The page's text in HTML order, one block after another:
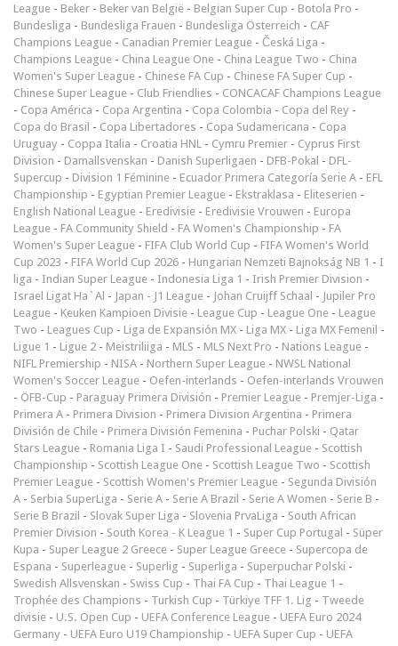
League - Beker - Beker van België - Belgian Super Cup - Botola Pro -
Bundesliga - Bundesliga Frauen - Bundesliga Österreich - CAF
Champions League - Canadian Premier League - Česká Liga -
Champions League - China League One - China League Two - China
Women's Super League - Chinese FA Cup - Chinese FA Super Cup -
Chinese Super League - Club Friendlies - CONCACAF Champions League
- Copa América - Copa Argentina - Copa Colombia - Copa del Rey -
Copa do Brasil - Copa Libertadores - Copa Sudamericana - Copa
Uruguay - Coppa Italia - Croatia HNL - Cymru Premier - Cyprus First
Division - Damallsvenskan - Danish Superligaen - DFB-Pokal - DFL-
Supercup - Division 1 Féminine - Ecuador Primera Categoría Serie A - EFL
Championship - Egyptian Premier League - Ekstraklasa - Eliteserien -
English National League - Eredivisie - Eredivisie Vrouwen - Europa
League - FA Community Shield - FA Women's Championship - FA
Women's Super League - FIFA Club World Cup - FIFA Women's World
Cup 2023 - FIFA World Cup 2026 - Hungarian Nemzeti Bajnokság NB 1 - I
liga - Indian Super League - Indonesia Liga 1 - Irish Premier Division -
Israel Ligat Ha`Al - Japan - J1 League - Johan Cruijff Schaal - Jupiler Pro
League - Keuken Kampioen Divisie - League Cup - League One - League
Two - Leagues Cup - Liga de Expansión MX - Liga MX - Liga MX Femenil -
Ligue 1 - Ligue 2 - Meistriliiga - MLS - MLS Next Pro - Nations League -
NIFL Premiership - NISA - Northern Super League - NWSL National
Women's Soccer League - Oefen-interlands - Oefen-interlands Vrouwen
- ÖFB-Cup - Paraguay Primera División - Premier League - Premjer-Liga -
Primera A - Primera Division - Primera Division Argentina - Primera
División de Chile - Primera División Femenina - Puchar Polski - Qatar
Stars League - Romania Liga I - Saudi Professional League - Scottish
Championship - Scottish League One - Scottish League Two - Scottish
Premier League - Scottish Women's Premier League - Segunda División
A - Serbia SuperLiga - Serie A - Serie A Brazil - Serie A Women - Serie B -
Serie B Brazil - Slovak Super Liga - Slovenia PrvaLiga - South African
Premier Division - South Korea - K League 1 - Super Cup Portugal - Süper
Kupa - Super League 2 Greece - Super League Greece - Supercopa de
Espana - Superleague - Superlig - Superliga - Superpuchar Polski -
Swedish Allsvenskan - Swiss Cup - Thai FA Cup - Thai League 1 -
Trophée des Champions - Turkish Cup - Türkiye TFF 1. Lig - Tweede
divisie - U.S. Open Cup - UEFA Conference League - UEFA Euro 2024
Germany - UEFA Euro U19 Championship - UEFA Super Cup - UEFA